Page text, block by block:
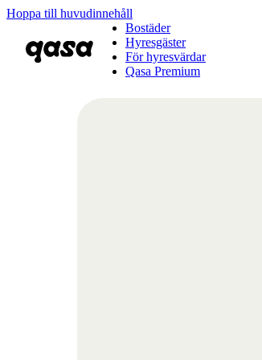
Hoppa till huvudinnehåll
Bostäder
Hyresgäster
För hyresvärdar
Qasa Premium